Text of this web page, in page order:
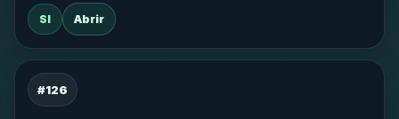
SI Abrir
#126